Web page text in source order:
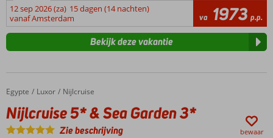
12 sep 2026 (za) 15 dagen (14 nachten)
vanaf Amsterdam
va 1973 p.p.
Bekijk deze vakantie
Home
Egypte Luxor Nijlcruise
Nijlcruise 5* & Sea Garden 3*
Nijlcruise 5* & Sea Garden 3*
Zie beschrijving bewaar